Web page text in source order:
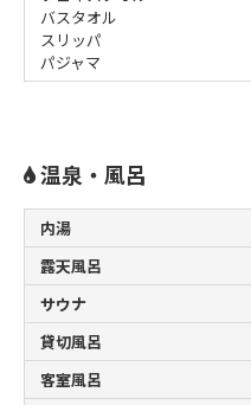
バスタオル
スリッパ
パジャマ
温泉・風呂
内湯
露天風呂
サウナ
貸切風呂
客室風呂